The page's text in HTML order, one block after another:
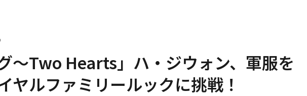
グ～Two Hearts」ハ・ジウォン、軍服を
ヤルファミリールックに挑戦！